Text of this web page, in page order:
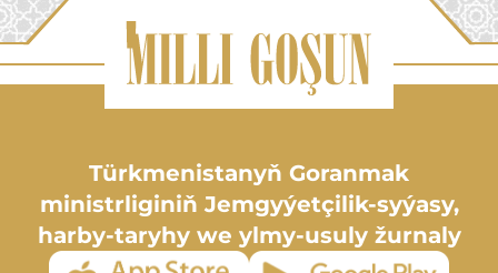
Türkmenistanyň Goranmak
ministrliginiň Jemgyýetçilik-syýasy,
harby-taryhy we ylmy-usuly žurnaly